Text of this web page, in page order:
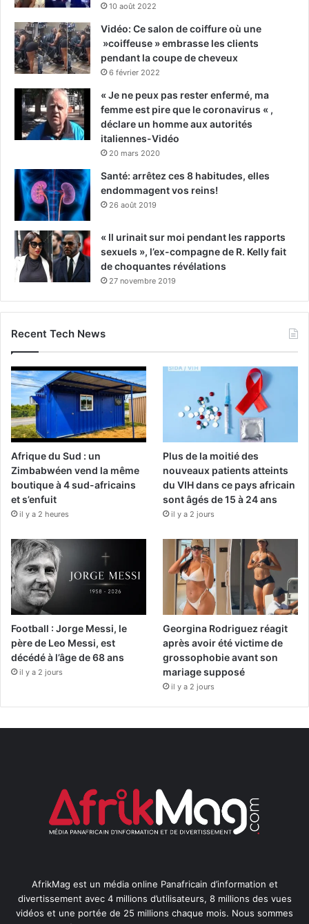
10 août 2022
Vidéo: Ce salon de coiffure où une
»coiffeuse » embrasse les clients
pendant la coupe de cheveux
6 février 2022
« Je ne peux pas rester enfermé, ma
femme est pire que le coronavirus « ,
déclare un homme aux autorités
italiennes-Vidéo
20 mars 2020
Santé: arrêtez ces 8 habitudes, elles
endommagent vos reins!
26 août 2019
« Il urinait sur moi pendant les rapports
sexuels », l’ex-compagne de R. Kelly fait
de choquantes révélations
27 novembre 2019
Recent Tech News
Afrique du Sud : un
Zimbabwéen vend la même
boutique à 4 sud-africains
et s’enfuit
il y a 2 heures
Plus de la moitié des
nouveaux patients atteints
du VIH dans ce pays africain
sont âgés de 15 à 24 ans
il y a 2 jours
Football : Jorge Messi, le
père de Leo Messi, est
décédé à l’âge de 68 ans
il y a 2 jours
Georgina Rodriguez réagit
après avoir été victime de
grossophobie avant son
mariage supposé
il y a 2 jours
AfrikMag est un média online Panafricain d’information et
divertissement avec 4 millions d’utilisateurs, 8 millions des vues
vidéos et une portée de 25 millions chaque mois. Nous sommes